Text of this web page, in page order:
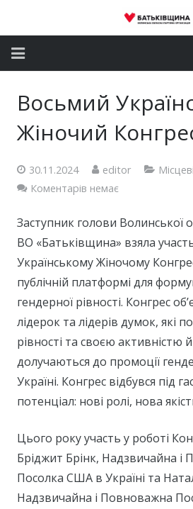
Депутатський корпус
Громадські приймальні
Восьмий
Жіночий
30.11.2024 editor
Коментарів немає
Заступник голови Волинської
ВО «Батьківщина» взяла
Українському Жіночому
публічній платформі для
гендерної рівності. Конгрес
лідерок та лідерів думок, які
рівності та своєю активністю
долучаються до промоції
Україні. Конгрес відбувся під
потенціал: нові ролі, нова
Цього року участь у роботі
Бріджит Брінк, Надзвичайна і
Посолка США в Україні та
Надзвичайна і Повноважна